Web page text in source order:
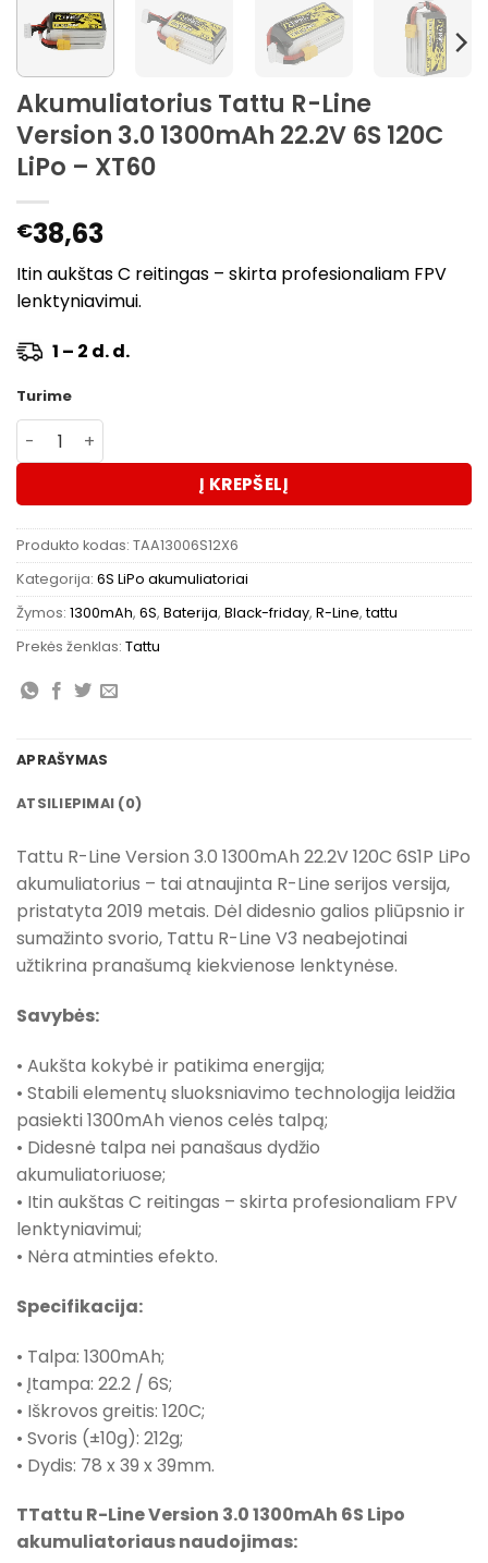
Akumuliatorius Tattu R-Line
Version 3.0 1300mAh 22.2V 6S 120C
LiPo – XT60
€38,63
Itin aukštas C reitingas – skirta profesionaliam FPV
lenktyniavimui.
1 – 2 d. d.
Turime
produkto kiekis: Akumuliatorius Tattu R-Line Version 3.0
Į KREPŠELĮ
Produkto kodas: TAA13006S12X6
Kategorija: 6S LiPo akumuliatoriai
Žymos: 1300mAh, 6S, Baterija, Black-friday, R-Line,tattu
Prekės ženklas: Tattu
APRAŠYMAS
ATSILIEPIMAI (0)
Tattu R-Line Version 3.0 1300mAh 22.2V 120C 6S1P LiPo
akumuliatorius – tai atnaujinta R-Line serijos versija,
pristatyta 2019 metais. Dėl didesnio galios pliūpsnio ir
sumažinto svorio, Tattu R-Line V3 neabejotinai
užtikrina pranašumą kiekvienose lenktynėse.
Savybės:
• Aukšta kokybė ir patikima energija;
• Stabili elementų sluoksniavimo technologija leidžia
pasiekti 1300mAh vienos celės talpą;
• Didesnė talpa nei panašaus dydžio
akumuliatoriuose;
• Itin aukštas C reitingas – skirta profesionaliam FPV
lenktyniavimui;
• Nėra atminties efekto.
Specifikacija:
• Talpa: 1300mAh;
• Įtampa: 22.2 / 6S;
• Iškrovos greitis: 120C;
• Svoris (±10g): 212g;
• Dydis: 78 x 39 x 39mm.
TTattu R-Line Version 3.0 1300mAh 6S Lipo
akumuliatoriaus naudojimas: